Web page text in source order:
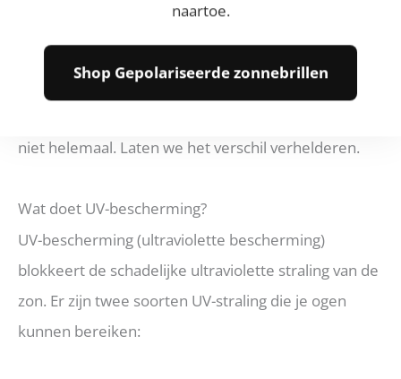
denken dat een
automatisch ook UV-bescherming biedt, of dat UV-
niet helemaal. Laten we het verschil verhelderen.
Wat doet UV-bescherming?
UV-bescherming (ultraviolette bescherming)
blokkeert de schadelijke ultraviolette straling van de
zon. Er zijn twee soorten UV-straling die je ogen
kunnen bereiken:
naartoe.
Shop Gepolariseerde zonnebrillen